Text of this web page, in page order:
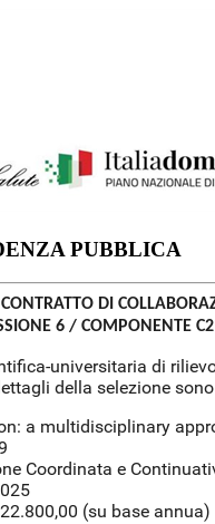
PUBBLICA
DI
6 / COMPONENTE
universitaria di
della selezione
a multidisciplinary
Coordinata e
(su base annua)